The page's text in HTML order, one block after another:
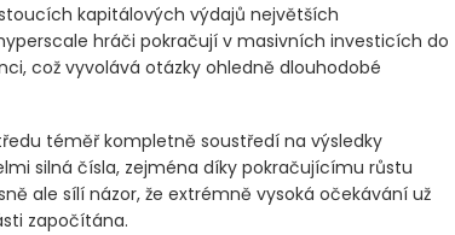
kapitálových výdajů největších
hráči pokračují v masivních investicích do
což vyvolává otázky ohledně dlouhodobé
téměř kompletně soustředí na výsledky
silná čísla, zejména díky pokračujícímu růstu
ale sílí názor, že extrémně vysoká očekávání už
započítána.